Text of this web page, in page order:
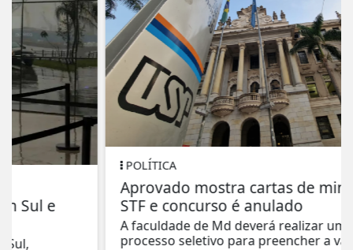
POLÍTICA
Aprovado mostra cartas de ministros do
STF e concurso é anulado
A faculdade de Md deverá realizar um novo
processo seletivo para preencher a vaga.